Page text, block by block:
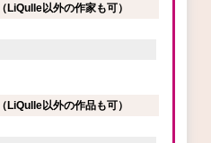
以外の作家も可）
以外の作品も可）